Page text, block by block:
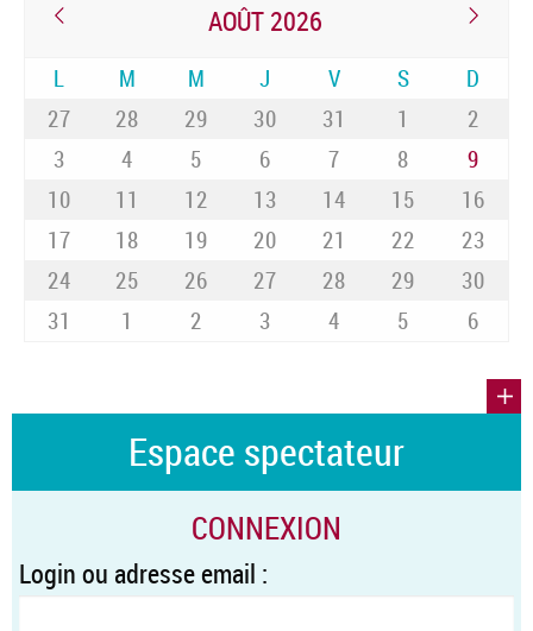
AOÛT 2026
L M M J V S
D
27
28 29 30 31 1
2
3
4 5 6 7 8
9
10
11 12 13 14 15
16
17
18 19 20 21 22
23
24
25 26 27 28 29
30
31
1 2 3 4 5 6
Espace spectateur
CONNEXION
Login ou adresse email :